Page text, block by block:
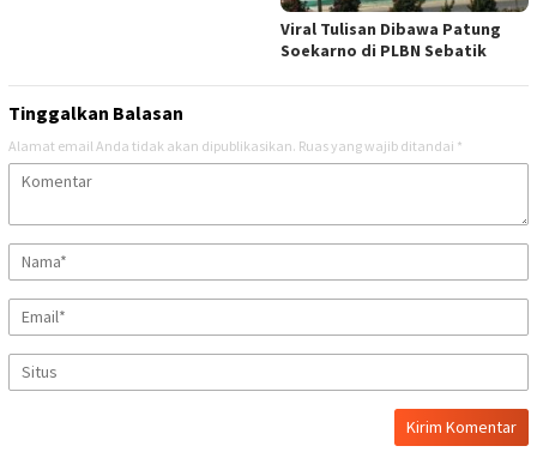
Viral Tulisan Dibawa Patung
Soekarno di PLBN Sebatik
Tinggalkan Balasan
Alamat email Anda tidak akan dipublikasikan. Ruas yang wajib ditandai *